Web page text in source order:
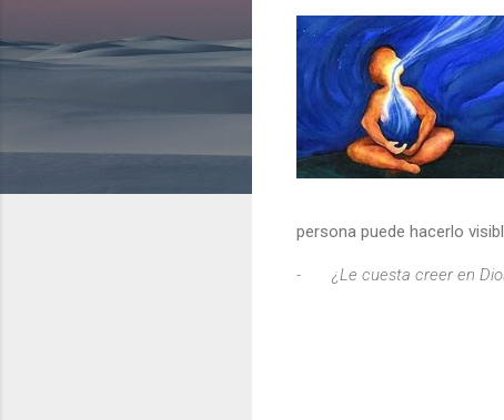
persona puede hacerlo
- ¿Le cuesta creer en